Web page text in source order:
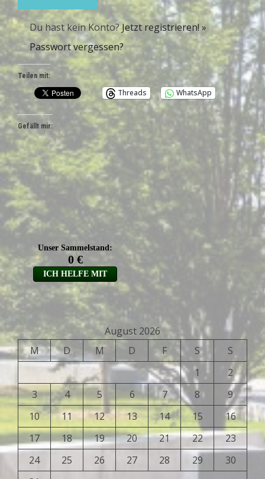
Du hast kein Konto?Jetzt registrieren! »
Passwort vergessen?
Teilen mit:
Threads WhatsApp
Gefällt mir:
August 2026
M
D M D F S
S
1
2
3
4 5 6 7 8
9
10
11 12 13 14 15
16
17
18 19 20 21 22
23
24
25 26 27 28 29
30